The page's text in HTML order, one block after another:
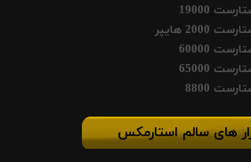
19000
2000 هایپر
60000
65000
8800
های سالم استارمکس